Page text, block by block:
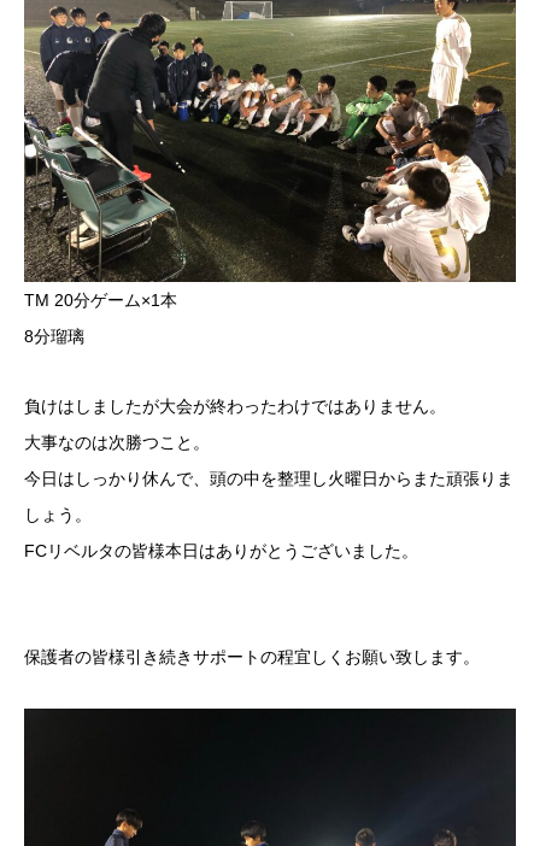
TM 20分ゲーム×1本
8分瑠璃
負けはしましたが大会が終わったわけではありません。
大事なのは次勝つこと。
今日はしっかり休んで、頭の中を整理し火曜日からまた頑張りま
しょう。
FCリベルタの皆様本日はありがとうございました。
保護者の皆様引き続きサポートの程宜しくお願い致します。